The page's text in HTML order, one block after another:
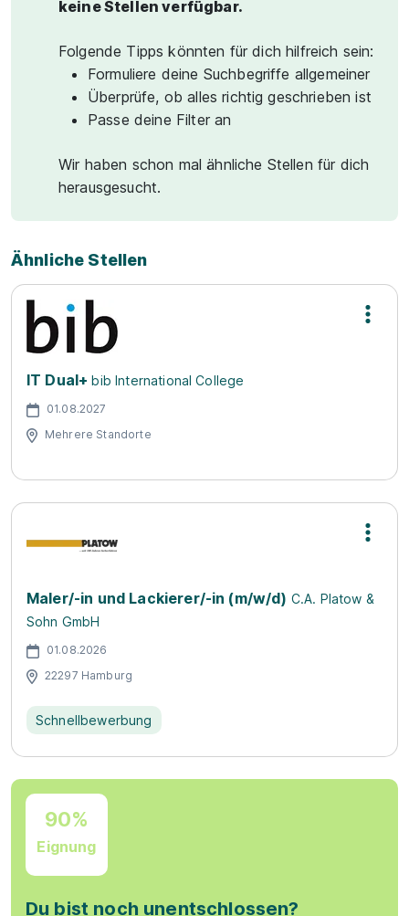
keine Stellen verfügbar.
Folgende Tipps könnten für dich hilfreich sein:
Formuliere deine Suchbegriffe allgemeiner
Überprüfe, ob alles richtig geschrieben ist
Passe deine Filter an
Wir haben schon mal ähnliche Stellen für dich
herausgesucht.
Ähnliche Stellen
IT Dual+ bib International College
01.08.2027
Mehrere Standorte
Maler/-in und Lackierer/-in (m/w/d) C.A. Platow &
Sohn GmbH
01.08.2026
22297 Hamburg
Schnellbewerbung
90%
Eignung
Du bist noch unentschlossen?